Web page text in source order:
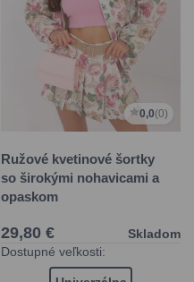
0,0(0)
Ružové kvetinové šortky
so širokými nohavicami a
opaskom
29,80 €
Skladom
Dostupné veľkosti: